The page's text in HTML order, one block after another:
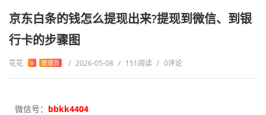
京东白条的钱怎么提现出来?提现到微信、到银
行卡的步骤图
花花 V 管理员 / 2026-05-08 / 151阅读 / 0评论
微信号： bbkk4404